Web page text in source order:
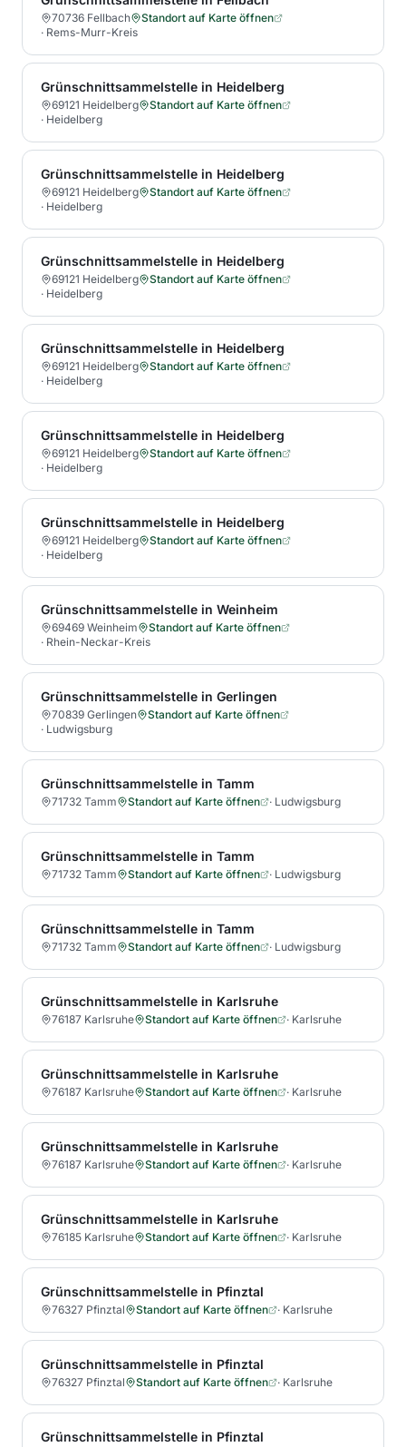
70736 Fellbach
Standort auf Karte öffnen
· Rems-Murr-Kreis
Grünschnittsammelstelle in Heidelberg
69121 Heidelberg
Standort auf Karte öffnen
· Heidelberg
Grünschnittsammelstelle in Heidelberg
69121 Heidelberg
Standort auf Karte öffnen
· Heidelberg
Grünschnittsammelstelle in Heidelberg
69121 Heidelberg
Standort auf Karte öffnen
· Heidelberg
Grünschnittsammelstelle in Heidelberg
69121 Heidelberg
Standort auf Karte öffnen
· Heidelberg
Grünschnittsammelstelle in Heidelberg
69121 Heidelberg
Standort auf Karte öffnen
· Heidelberg
Grünschnittsammelstelle in Heidelberg
69121 Heidelberg
Standort auf Karte öffnen
· Heidelberg
Grünschnittsammelstelle in Weinheim
69469 Weinheim
Standort auf Karte öffnen
· Rhein-Neckar-Kreis
Grünschnittsammelstelle in Gerlingen
70839 Gerlingen
Standort auf Karte öffnen
· Ludwigsburg
Grünschnittsammelstelle in Tamm
71732 Tamm Standort auf Karte öffnen · Ludwigsburg
Grünschnittsammelstelle in Tamm
71732 Tamm Standort auf Karte öffnen · Ludwigsburg
Grünschnittsammelstelle in Tamm
71732 Tamm Standort auf Karte öffnen · Ludwigsburg
Grünschnittsammelstelle in Karlsruhe
76187 Karlsruhe Standort auf Karte öffnen · Karlsruhe
Grünschnittsammelstelle in Karlsruhe
76187 Karlsruhe Standort auf Karte öffnen · Karlsruhe
Grünschnittsammelstelle in Karlsruhe
76187 Karlsruhe Standort auf Karte öffnen · Karlsruhe
Grünschnittsammelstelle in Karlsruhe
76185 Karlsruhe Standort auf Karte öffnen · Karlsruhe
Grünschnittsammelstelle in Pfinztal
76327 Pfinztal Standort auf Karte öffnen · Karlsruhe
Grünschnittsammelstelle in Pfinztal
76327 Pfinztal Standort auf Karte öffnen · Karlsruhe
Grünschnittsammelstelle in Pfinztal